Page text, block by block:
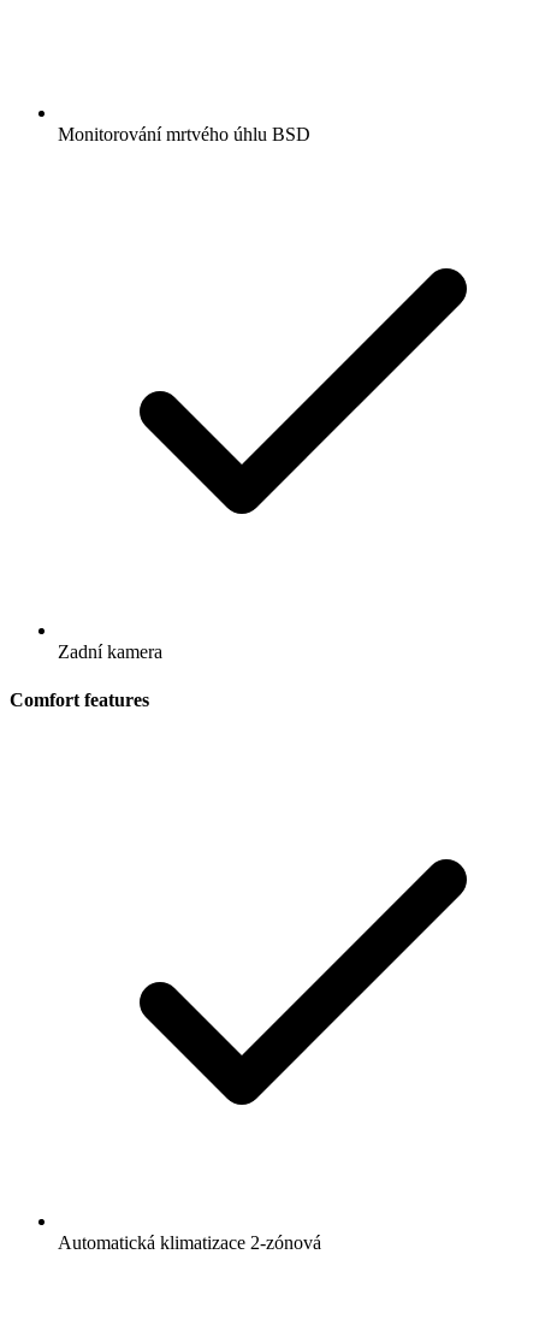
Monitorování mrtvého úhlu BSD
Zadní kamera
Comfort features
Automatická klimatizace 2-zónová